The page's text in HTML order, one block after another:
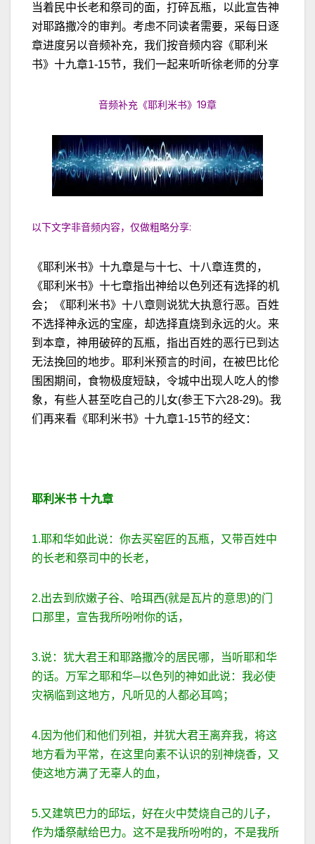
当着民中长老和祭司的面，打碎瓦瓶，以此宣告神
对耶路撒冷的审判。考虑不同读者需要，采每日逐
章进度另以音频补充，我们按音频内容《耶利米
书》十九章1-15节，我们一起来听听徐老师的分享
音频补充《耶利米书》19章
以下文字非音频内容，仅做粗略分享:
《耶利米书》十九章是与十七、十八章连贯的，
《耶利米书》十七章指出神给以色列还有选择的机
会；《耶利米书》十八章则说犹大执意行恶。百姓
不选择神永远的宝座，却选择直烧到永远的火。来
到本章，神用破碎的瓦瓶，指出百姓的恶行已到达
无法挽回的地步。耶利米预言的时间，在被巴比伦
围困期间，食物极度短缺，令城中出现人吃人的惨
象，有些人甚至吃自己的儿女(参王下六28-29)。我
们再来看《耶利米书》十九章1-15节的经文：
耶利米书 十九章
1.耶和华如此说：你去买窑匠的瓦瓶，又带百姓中
的长老和祭司中的长老，
2.出去到欣嫩子谷、哈珥西(就是瓦片的意思)的门
口那里，宣告我所吩咐你的话，
3.说：犹大君王和耶路撒冷的居民哪，当听耶和华
的话。万军之耶和华─以色列的神如此说：我必使
灾祸临到这地方，凡听见的人都必耳鸣；
4.因为他们和他们列祖，并犹大君王离弃我，将这
地方看为平常，在这里向素不认识的别神烧香，又
使这地方满了无辜人的血，
5.又建筑巴力的邱坛，好在火中焚烧自己的儿子，
作为燔祭献给巴力。这不是我所吩咐的，不是我所